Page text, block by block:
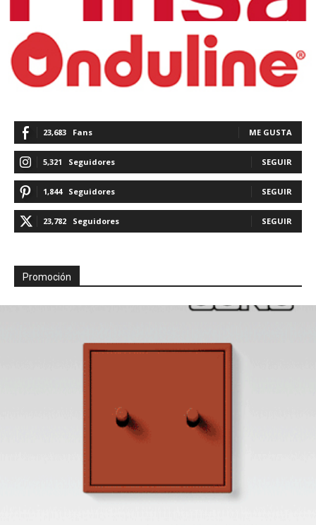
23,683 Fans ME GUSTA
5,321 Seguidores SEGUIR
1,844 Seguidores SEGUIR
23,782 Seguidores SEGUIR
Promoción